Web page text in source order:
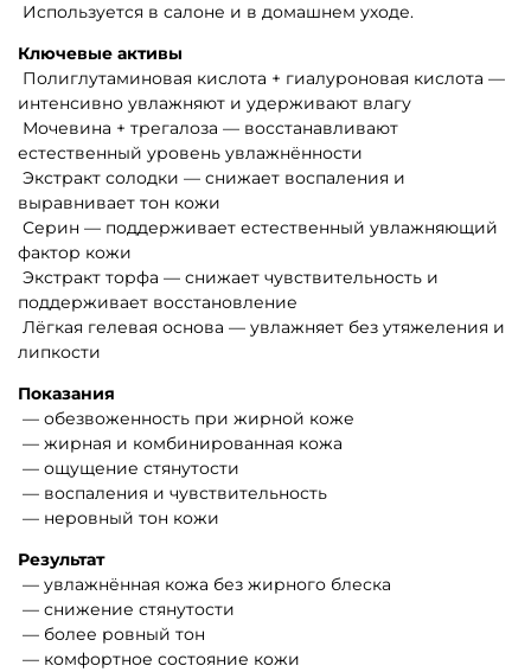
Используется в салоне и в домашнем уходе.
Ключевые активы
Полиглутаминовая кислота + гиалуроновая кислота —
интенсивно увлажняют и удерживают влагу
Мочевина + трегалоза — восстанавливают
естественный уровень увлажнённости
Экстракт солодки — снижает воспаления и
выравнивает тон кожи
Серин — поддерживает естественный увлажняющий
фактор кожи
Экстракт торфа — снижает чувствительность и
поддерживает восстановление
Лёгкая гелевая основа — увлажняет без утяжеления и
липкости
Показания
— обезвоженность при жирной коже
— жирная и комбинированная кожа
— ощущение стянутости
— воспаления и чувствительность
— неровный тон кожи
Результат
— увлажнённая кожа без жирного блеска
— снижение стянутости
— более ровный тон
— комфортное состояние кожи